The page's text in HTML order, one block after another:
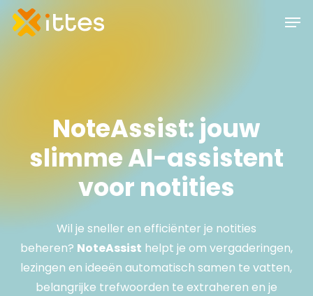
Skip
NoteAssist:jouw
slimmeAI-assistent
voor notities
Wil je sneller en efficiënter je notities
beheren? NoteAssist helpt je om vergaderingen,
lezingen en ideeën automatisch samen te vatten,
belangrijke trefwoorden te extraheren en je